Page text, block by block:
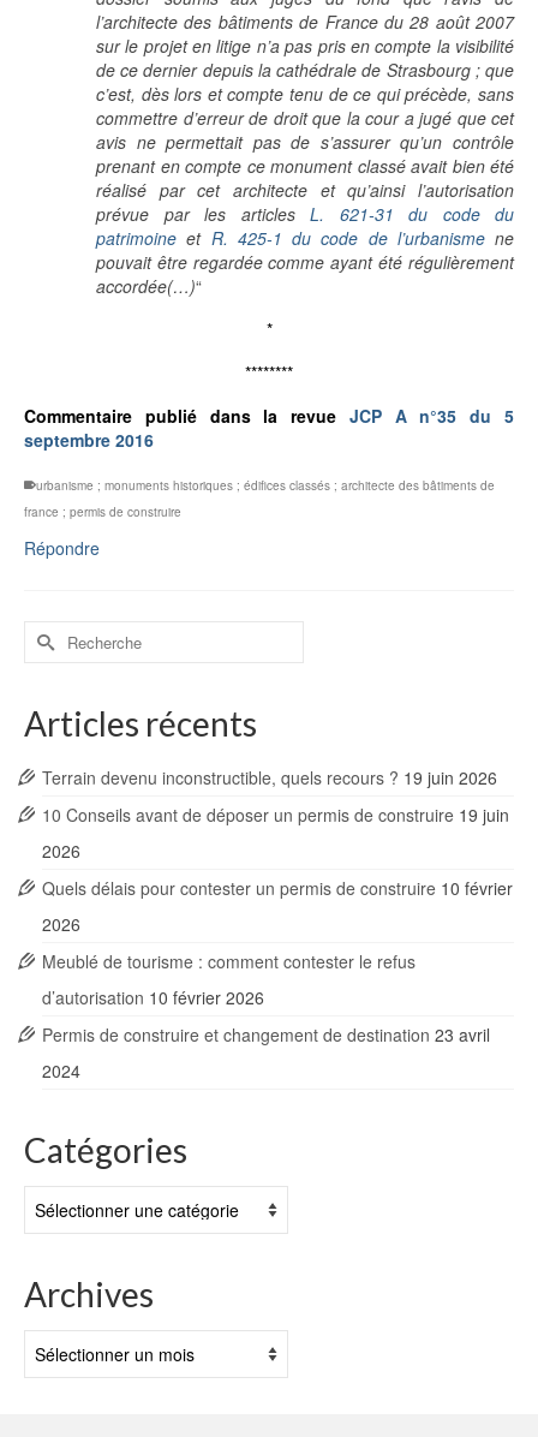
l’architecte des bâtiments de France du 28 août 2007
sur le projet en litige n’a pas pris en compte la visibilité
de ce dernier depuis la cathédrale de Strasbourg ; que
c’est, dès lors et compte tenu de ce qui précède, sans
commettre d’erreur de droit que la cour a jugé que cet
avis ne permettait pas de s’assurer qu’un contrôle
prenant en compte ce monument classé avait bien été
réalisé par cet architecte et qu’ainsi l’autorisation
prévue par les articles L. 621-31 du code du
patrimoine et R. 425-1 du code de l’urbanismene
pouvait être regardée comme ayant été régulièrement
accordée(…)“
*
********
Commentaire publié dans la revue JCP A n°35 du 5
septembre 2016
urbanisme ; monuments historiques ; édifices classés ; architecte des bâtiments de
france ; permis de construire
Répondre
Rechercher :
Articles récents
Terrain devenu inconstructible, quels recours ? 19 juin 2026
10 Conseils avant de déposer un permis de construire 19 juin
2026
Quels délais pour contester un permis de construire 10 février
2026
Meublé de tourisme : comment contester le refus
d’autorisation 10 février 2026
Permis de construire et changement de destination 23 avril
2024
Catégories
Archives